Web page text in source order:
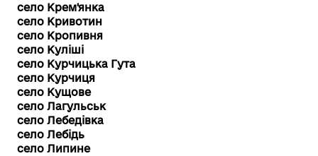
село Крем'янка
село Кривотин
село Кропивня
село Куліші
село Курчицька Гута
село Курчиця
село Кущове
село Лагульськ
село Лебедівка
село Лебідь
село Липине